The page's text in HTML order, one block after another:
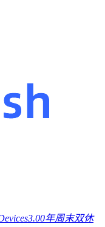
3.00年周末双休